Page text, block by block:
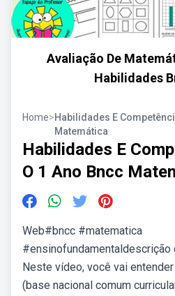
Avaliação De
Habilidades
Home>Habilidades E
Matemática
Habilidades E
O 1 Ano Bncc
Web#bncc #matematica
#ensinofundamentaldescrição
Neste vídeo, você vai
(base nacional comum